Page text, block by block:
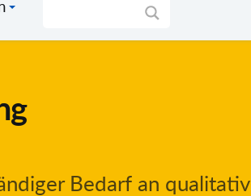
Bedarf an qualitativ